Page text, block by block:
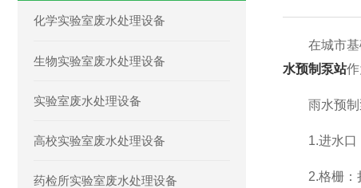
化学实验室废水处理设备
生物实验室废水处理设备
实验室废水处理设备
高校实验室废水处理设备
药检所实验室废水处理设备
在城市基础
水预制泵站
雨水预制
1.进水口：
2.格栅：拦